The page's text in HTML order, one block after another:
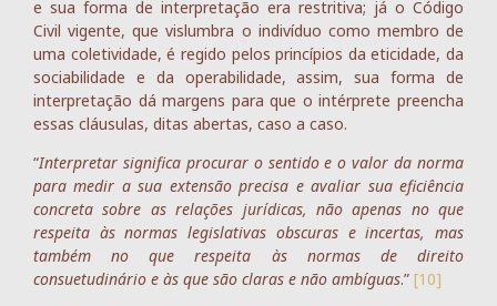
e sua forma de interpretação era restritiva; já o Código
Civil vigente, que vislumbra o indivíduo como membro de
uma coletividade, é regido pelos princípios da eticidade, da
sociabilidade e da operabilidade, assim, sua forma de
interpretação dá margens para que o intérprete preencha
essas cláusulas, ditas abertas, caso a caso.
“Interpretar significa procurar o sentido e o valor da norma
para medir a sua extensão precisa e avaliar sua eficiência
concreta sobre as relações jurídicas, não apenas no que
respeita às normas legislativas obscuras e incertas, mas
também no que respeita às normas de direito
consuetudinário e às que são claras e não ambíguas.” [10]